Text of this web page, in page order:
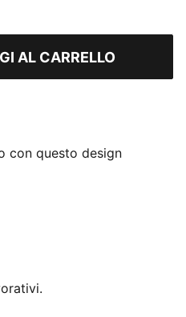
AL CARRELLO
con questo design
a basso
dryCELL e delle
vestibilità
prestazioni progettata per